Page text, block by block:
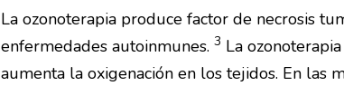
La ozonoterapia produce factor de necrosis
enfermedades autoinmunes. 3 La
aumenta la oxigenación en los tejidos. En las